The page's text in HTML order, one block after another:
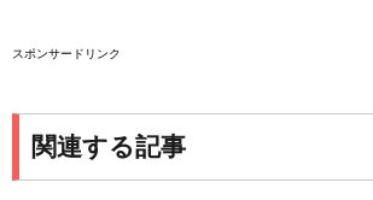
スポンサードリンク
関連する記事